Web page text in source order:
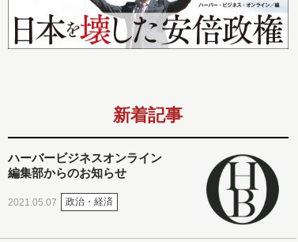
新着記事
ハーバービジネスオンライン
編集部からのお知らせ
2021.05.07 政治・経済